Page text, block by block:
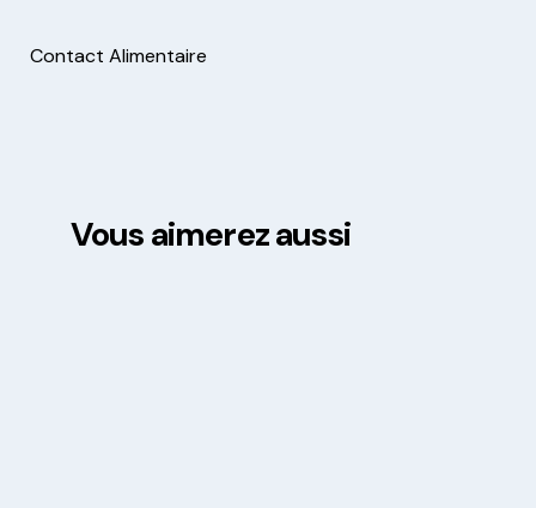
Contact Alimentaire
Vous aimerez aussi